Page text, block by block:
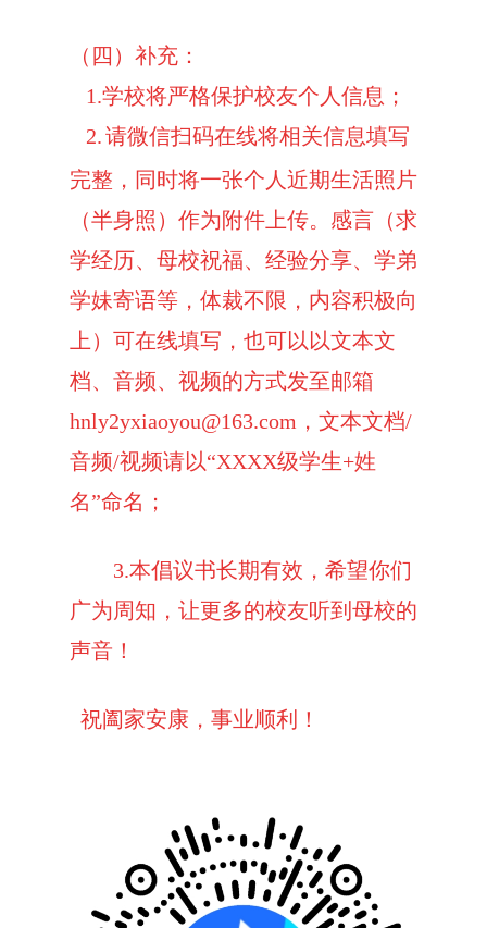
（四）补充：
1.学校将严格保护校友个人信息；
2.请微信扫码在线将相关信息填写
完整，同时将一张个人近期生活照片
（半身照）作为附件上传。感言（求
学经历、母校祝福、经验分享、学弟
学妹寄语等，体裁不限，内容积极向
上）可在线填写，也可以以文本文
档、音频、视频的方式发至邮箱
hnly2yxiaoyou@163.com ，文本文档/
音频/视频请以“XXXX级学生+姓
名”命名；
3.本倡议书长期有效，希望你们
广为周知，让更多的校友听到母校的
声音！
祝阖家安康，事业顺利！